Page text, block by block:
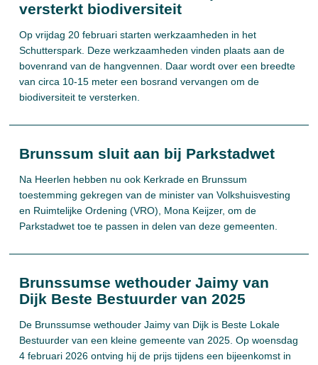
versterkt biodiversiteit
Op vrijdag 20 februari starten werkzaamheden in het
Schutterspark. Deze werkzaamheden vinden plaats aan de
bovenrand van de hangvennen. Daar wordt over een breedte
van circa 10-15 meter een bosrand vervangen om de
biodiversiteit te versterken.
Brunssum sluit aan bij Parkstadwet
Na Heerlen hebben nu ook Kerkrade en Brunssum
toestemming gekregen van de minister van Volkshuisvesting
en Ruimtelijke Ordening (VRO), Mona Keijzer, om de
Parkstadwet toe te passen in delen van deze gemeenten.
Brunssumse wethouder Jaimy van
Dijk Beste Bestuurder van 2025
De Brunssumse wethouder Jaimy van Dijk is Beste Lokale
Bestuurder van een kleine gemeente van 2025. Op woensdag
4 februari 2026 ontving hij de prijs tijdens een bijeenkomst in